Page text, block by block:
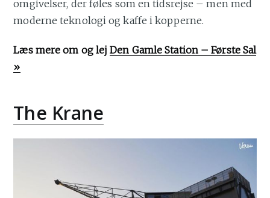
omgivelser, der føles som en tidsrejse – men med
moderne teknologi og kaffe i kopperne.
Læs mere om og lejDen Gamle Station – Første Sal
»
The Krane